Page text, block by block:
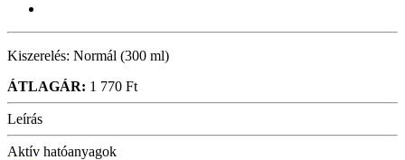
Kiszerelés: Normál (300 ml)
ÁTLAGÁR: 1 770 Ft
Leírás
Aktív hatóanyagok